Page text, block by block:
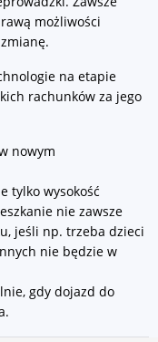
możliwości
na etapie
rachunków za jego
nowym
tylko wysokość
nie zawsze
jeśli np. trzeba dzieci
nie będzie w
gdy dojazd do